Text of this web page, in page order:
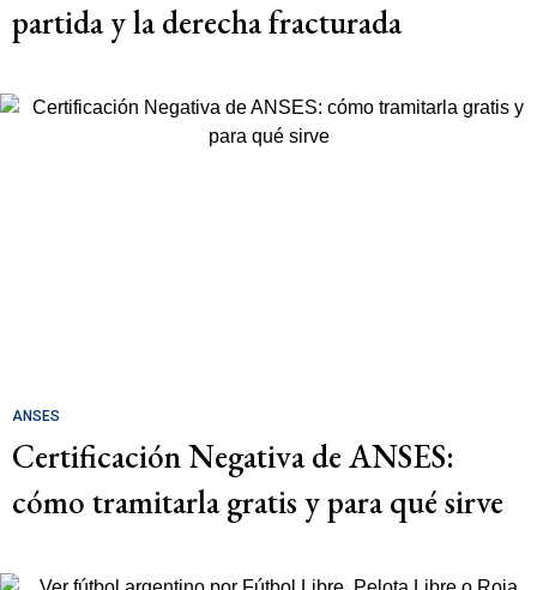
partida y la derecha fracturada
ANSES
Certificación Negativa de ANSES:
cómo tramitarla gratis y para qué sirve